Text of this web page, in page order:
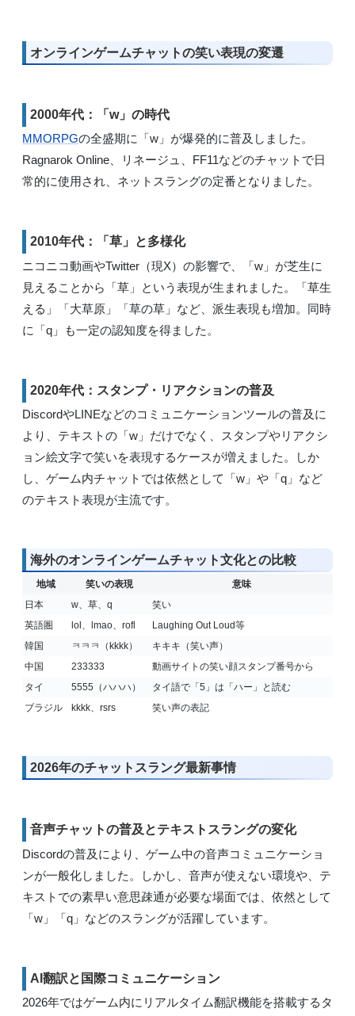
オンラインゲームチャットの笑い表現の変遷
2000年代：「w」の時代
MMORPGの全盛期に「w」が爆発的に普及しました。
Ragnarok Online、リネージュ、FF11などのチャットで日
常的に使用され、ネットスラングの定番となりました。
2010年代：「草」と多様化
ニコニコ動画やTwitter（現X）の影響で、「w」が芝生に
見えることから「草」という表現が生まれました。「草生
える」「大草原」「草の草」など、派生表現も増加。同時
に「q」も一定の認知度を得ました。
2020年代：スタンプ・リアクションの普及
DiscordやLINEなどのコミュニケーションツールの普及に
より、テキストの「w」だけでなく、スタンプやリアクシ
ョン絵文字で笑いを表現するケースが増えました。しか
し、ゲーム内チャットでは依然として「w」や「q」など
のテキスト表現が主流です。
海外のオンラインゲームチャット文化との比較
地域 笑いの表現
意味
日本
w、草、q
笑い
英語圏
lol、lmao、rofl
Laughing Out Loud等
韓国
ㅋㅋㅋ（kkkk）
キキキ（笑い声）
中国
233333
動画サイトの笑い顔スタンプ番号から
タイ
5555（ハハハ）
タイ語で「5」は「ハー」と読む
ブラジル
kkkk、rsrs 笑い声の表記
2026年のチャットスラング最新事情
音声チャットの普及とテキストスラングの変化
Discordの普及により、ゲーム中の音声コミュニケーショ
ンが一般化しました。しかし、音声が使えない環境や、テ
キストでの素早い意思疎通が必要な場面では、依然として
「w」「q」などのスラングが活躍しています。
AI翻訳と国際コミュニケーション
2026年ではゲーム内にリアルタイム翻訳機能を搭載するタ